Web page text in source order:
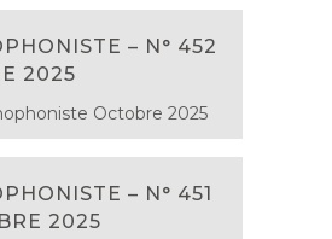
– N° 452
2025
Octobre 2025
– N° 451
2025